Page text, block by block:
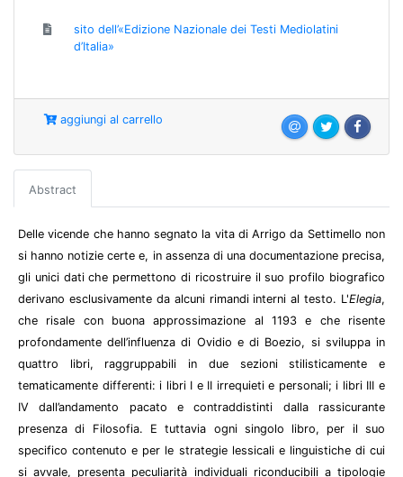
sito dell’«Edizione Nazionale dei Testi Mediolatini
d’Italia»
aggiungi al carrello
Abstract
Delle vicende che hanno segnato la vita di Arrigo da Settimello non
si hanno notizie certe e, in assenza di una documentazione precisa,
gli unici dati che permettono di ricostruire il suo profilo biografico
derivano esclusivamente da alcuni rimandi interni al testo. L'Elegia,
che risale con buona approssimazione al 1193 e che risente
profondamente dell’influenza di Ovidio e di Boezio, si sviluppa in
quattro libri, raggruppabili in due sezioni stilisticamente e
tematicamente differenti: i libri I e II irrequieti e personali; i libri III e
IV dall’andamento pacato e contraddistinti dalla rassicurante
presenza di Filosofia. E tuttavia ogni singolo libro, per il suo
specifico contenuto e per le strategie lessicali e linguistiche di cui
si avvale, presenta peculiarità individuali riconducibili a tipologie